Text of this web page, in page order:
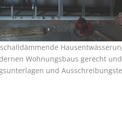
Wohnungsbaus gerecht
und